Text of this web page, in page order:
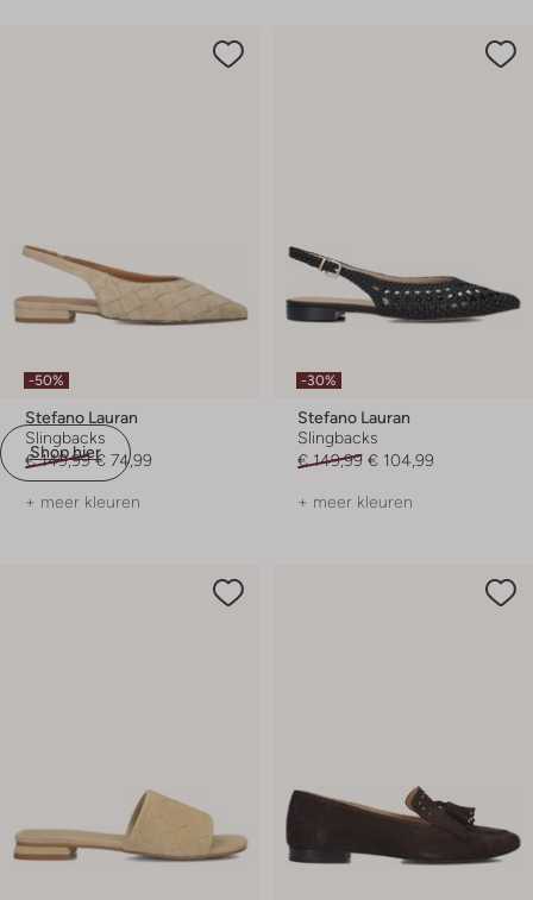
Shop hier
-50%
Stefano Lauran
Slingbacks
€ 149,99 € 74,99
+ meer kleuren
-30%
Stefano Lauran
Slingbacks
€ 149,99 € 104,99
+ meer kleuren